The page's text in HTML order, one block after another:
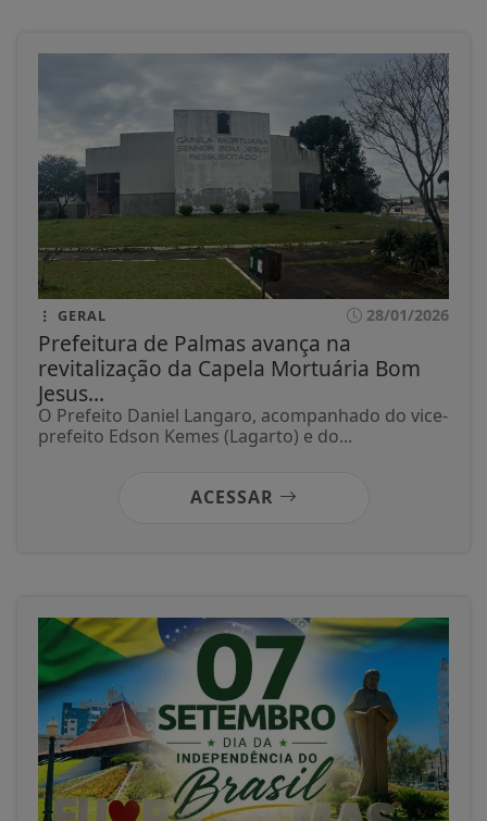
GERAL 28/01/2026
Prefeitura de Palmas avança na
revitalização da Capela Mortuária Bom
Jesus...
O Prefeito Daniel Langaro, acompanhado do vice-
prefeito Edson Kemes (Lagarto) e do...
ACESSAR